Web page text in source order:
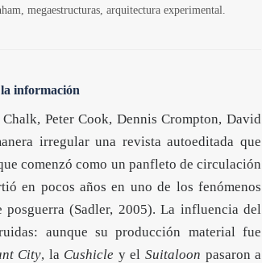
megaestructuras, arquitectura experimental.
información
Peter Cook, Dennis Crompton, David
irregular una revista autoeditada que
comenzó como un panfleto de circulación
en pocos años en uno de los fenómenos
(Sadler, 2005). La influencia del
aunque su producción material fue
City, la Cushicle y elSuitaloon pasaron a